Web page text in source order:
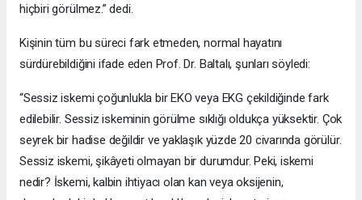
hiçbiri görülmez.” dedi.
Kişinin tüm bu süreci fark etmeden, normal hayatını
sürdürebildiğini ifade eden Prof. Dr. Baltalı, şunları söyledi:
“Sessiz iskemi çoğunlukla bir EKO veya EKG çekildiğinde fark
edilebilir. Sessiz iskeminin görülme sıklığı oldukça yüksektir. Çok
seyrek bir hadise değildir ve yaklaşık yüzde 20 civarında görülür.
Sessiz iskemi, şikâyeti olmayan bir durumdur. Peki, iskemi
nedir? İskemi, kalbin ihtiyacı olan kan veya oksijenin,